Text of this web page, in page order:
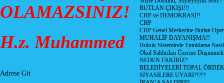
OLAMAZSINIZ!
H.z. Muhammed
Adrese Git
BUTLAN ÇIKIŞI!!!
CHP ve DEMOKRASİ!!
CHP
CHP Genel Merkezine Butlan
MUHALİF DAYANIŞMA!!
Hukuk Sistemlnde Tutuklama
Okul Saldırıları Üzerine
NEDEN FAKİRİZ?
BELEDİYELERİ TOPAL
SİYASİLERE UYARI?!?!?